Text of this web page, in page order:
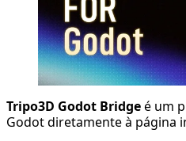
Tripo3D Godot Bridgeé um
Godot diretamente à página